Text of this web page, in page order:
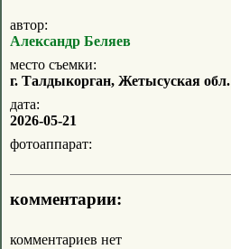
автор:
Александр Беляев
место съемки:
г. Талдыкорган, Жетысуская обл.
дата:
2026-05-21
фотоаппарат:
комментарии:
комментариев нет